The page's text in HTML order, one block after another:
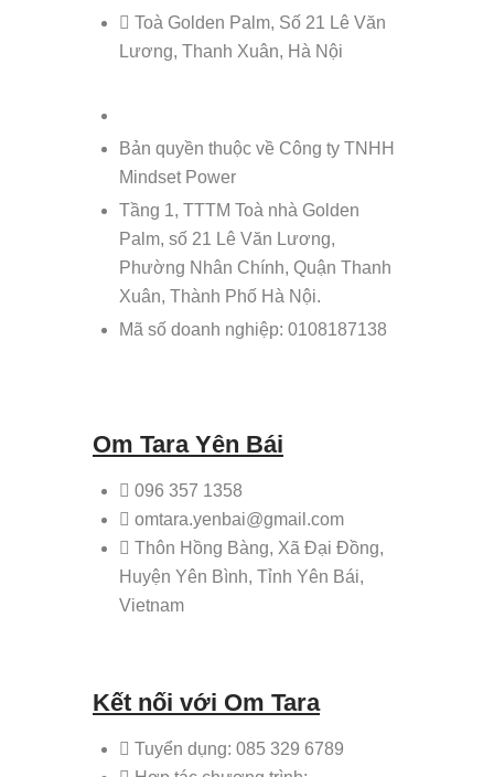
Toà Golden Palm, Số 21 Lê Văn
Lương, Thanh Xuân, Hà Nội
Bản quyền thuộc về Công ty TNHH
Mindset Power
Tầng 1, TTTM Toà nhà Golden
Palm, số 21 Lê Văn Lương,
Phường Nhân Chính, Quận Thanh
Xuân, Thành Phố Hà Nội.
Mã số doanh nghiệp: 0108187138
Om Tara Yên Bái
096 357 1358
omtara.yenbai@gmail.com
Thôn Hồng Bàng, Xã Đại Đồng,
Huyện Yên Bình, Tỉnh Yên Bái,
Vietnam
Kết nối với Om Tara
Tuyển dụng: 085 329 6789